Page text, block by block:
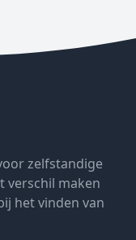
zelfstandige
verschil maken
het vinden van